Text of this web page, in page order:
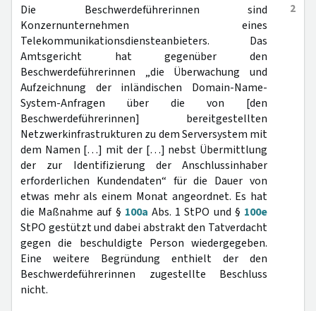
2
Die Beschwerdeführerinnen sind
Konzernunternehmen eines
Telekommunikationsdiensteanbieters. Das
Amtsgericht hat gegenüber den
Beschwerdeführerinnen „die Überwachung und
Aufzeichnung der inländischen Domain-Name-
System-Anfragen über die von [den
Beschwerdeführerinnen] bereitgestellten
Netzwerkinfrastrukturen zu dem Serversystem mit
dem Namen […] mit der […] nebst Übermittlung
der zur Identifizierung der Anschlussinhaber
erforderlichen Kundendaten“ für die Dauer von
etwas mehr als einem Monat angeordnet. Es hat
die Maßnahme auf § 100a Abs. 1 StPO und § 100e
StPO gestützt und dabei abstrakt den Tatverdacht
gegen die beschuldigte Person wiedergegeben.
Eine weitere Begründung enthielt der den
Beschwerdeführerinnen zugestellte Beschluss
nicht.